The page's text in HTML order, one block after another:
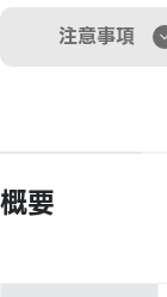
注意事項
概要